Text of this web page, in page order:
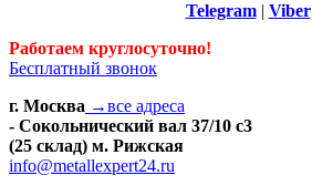
Telegram| Viber
Работаем круглосуточно!
Бесплатный звонок
г. Москва →все адреса
- Сокольнический вал 37/10 с3
(25 склад) м. Рижская
info@metallexpert24.ru